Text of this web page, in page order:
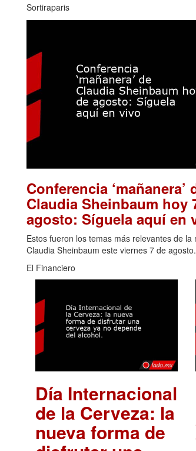
Sortiraparis
Conferencia ‘mañanera’
Claudia Sheinbaum hoy
agosto: Síguela aquí en
Estos fueron los temas más relevantes de la
Claudia Sheinbaum este viernes 7 de agosto.
El Financiero
Día Internacional
de la Cerveza: la
nueva forma de